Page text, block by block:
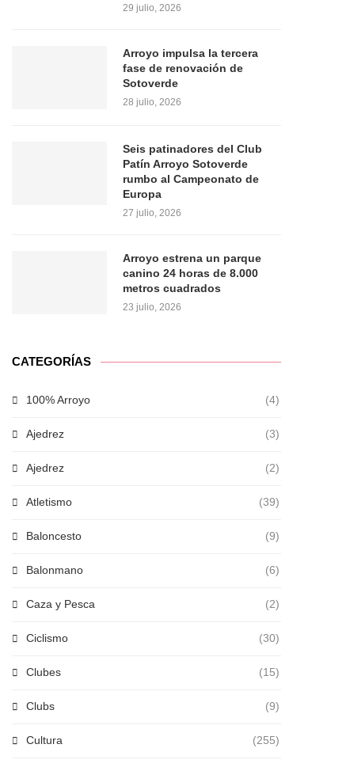
29 julio, 2026
Arroyo impulsa la tercera
fase de renovación de
Sotoverde
28 julio, 2026
Seis patinadores del Club
Patín Arroyo Sotoverde
rumbo al Campeonato de
Europa
27 julio, 2026
Arroyo estrena un parque
canino 24 horas de 8.000
metros cuadrados
23 julio, 2026
CATEGORÍAS
100% Arroyo (4)
Ajedrez (3)
Ajedrez (2)
Atletismo (39)
Baloncesto (9)
Balonmano (6)
Caza y Pesca (2)
Ciclismo (30)
Clubes (15)
Clubs (9)
Cultura (255)